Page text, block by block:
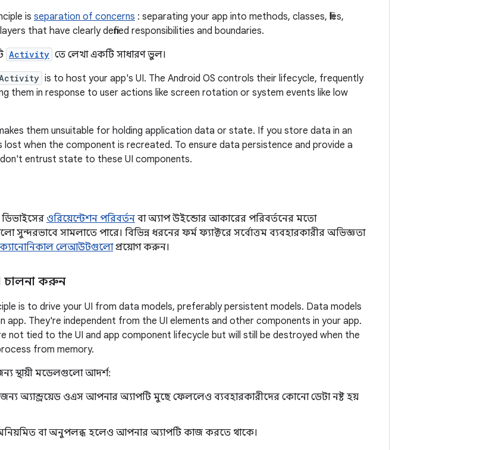
is separation of concerns : separating your app into methods, classes, files,
that have clearly defined responsibilities and boundaries.
Activity তে লেখা একটি সাধারণ ভুল।
is to host your app's UI. The Android OS controls their lifecycle, frequently
them in response to user actions like screen rotation or system events like low
them unsuitable for holding application data or state. If you store data in an
when the component is recreated. To ensure data persistence and provide a
entrust state to these UI components.
ওরিয়েন্টেশন পরিবর্তন বা অ্যাপ উইন্ডোর আকারের পরিবর্তনের মতো
সুন্দরভাবে সামলাতে পারে। বিভিন্ন ধরনের ফর্ম ফ্যাক্টরে সর্বোত্তম ব্যবহারকারীর অভিজ্ঞতা
ক্যানোনিকাল লেআউটগুলোপ্রয়োগ করুন।
চালনা করুন
is to drive your UI from data models, preferably persistent models. Data models
app. They're independent from the UI elements and other components in your app.
not tied to the UI and app component lifecycle but will still be destroyed when the
from memory.
স্থায়ী মডেলগুলো আদর্শ:
জন্য অ্যান্ড্রয়েড ওএস আপনার অ্যাপটি মুছে ফেললেও ব্যবহারকারীদের কোনো ডেটা নষ্ট হয়
বা অনুপলব্ধ হলেও আপনার অ্যাপটি কাজ করতে থাকে।